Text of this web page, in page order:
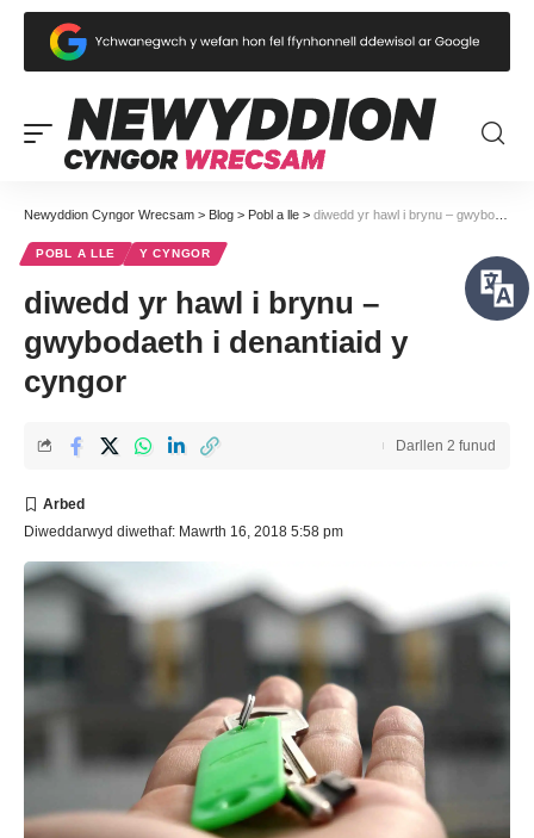
Newyddion Cyngor Wrecsam > Blog > Pobl a lle > diwedd yr hawl i brynu – gwybodaeth i denantiaid y cyngor
POBL A LLE Y CYNGOR
diwedd yr hawl i brynu –
gwybodaeth i denantiaid y
cyngor
Diweddarwyd diwethaf: Mawrth 16, 2018 5:58 pm
Darllen 2 funud